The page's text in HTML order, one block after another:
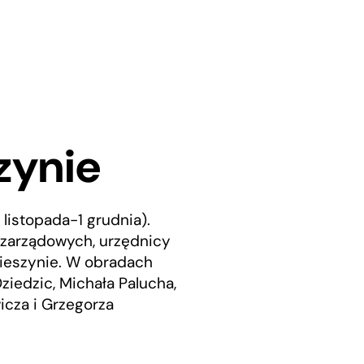
1 grudnia).
urzędnicy
W obradach
Michała Palucha,
i Grzegorza